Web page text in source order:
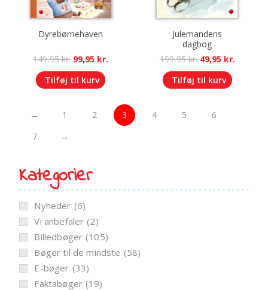
Kategorier
Nyheder (6)
Vi anbefaler (2)
Billedbøger (105)
Bøger til de mindste (58)
E-bøger (33)
Faktabøger (19)
Dyrebørnehaven
149,95kr. Original
price
was:
99,95 kr.
Tilføj til kurv
Julemandens
dagbog
199,95kr. Original
price
was:
49,95 kr.Current
Tilføj til kurv
← 1 2 3 4 5
6
7
→